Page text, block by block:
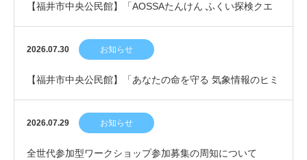
【福井市中央公民館】「AOSSAたんけん ふくい探検クエ
スト！」開催！
2026.07.30 お知らせ
【福井市中央公民館】「あなたの命を守る 気象情報のヒミ
ツ」開催のお知らせ
2026.07.29 お知らせ
全世代参加型ワークショップ参加募集の周知について